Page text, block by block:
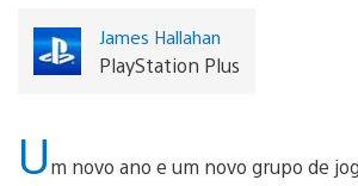
James Hallahan
PlayStation Plus
Um novo ano e um novo grupo de